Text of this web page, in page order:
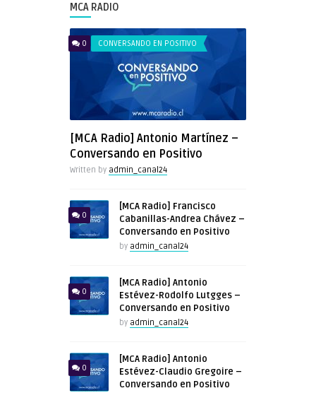
MCA RADIO
0 CONVERSANDO EN POSITIVO
[MCA Radio] Antonio Martínez –
Conversando en Positivo
Written by admin_canal24
0
[MCA Radio] Francisco
Cabanillas-Andrea Chávez –
Conversando en Positivo
by admin_canal24
0
[MCA Radio] Antonio
Estévez-Rodolfo Lutgges –
Conversando en Positivo
by admin_canal24
0
[MCA Radio] Antonio
Estévez-Claudio Gregoire –
Conversando en Positivo